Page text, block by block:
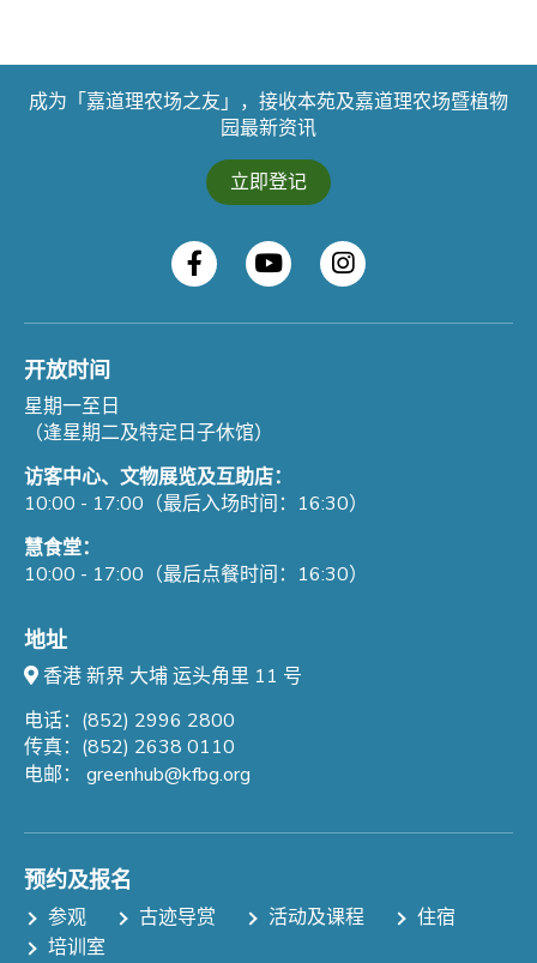
成为「嘉道理农场之友」，接收本苑及嘉道理农场暨植物
园最新资讯
立即登记
开放时间
星期一至日
（逢星期二及特定日子休馆）
访客中心、文物展览及互助店：
10:00 - 17:00（最后入场时间：16:30）
慧食堂：
10:00 - 17:00（最后点餐时间：16:30）
地址
香港 新界 大埔 运头角里 11 号
电话：(852) 2996 2800
传真：(852) 2638 0110
电邮： greenhub@kfbg.org
预约及报名
参观 古迹导赏 活动及课程
住宿
培训室